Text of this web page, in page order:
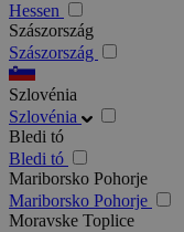
Hessen
Szászország
Szászország
Szlovénia
Szlovénia
Bledi tó
Bledi tó
Mariborsko Pohorje
Mariborsko Pohorje
Moravske Toplice